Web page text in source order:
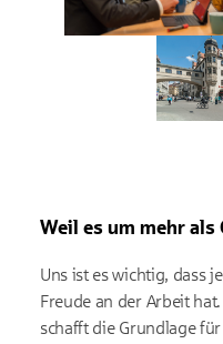
Weil es um mehr als
Uns ist es wichtig, dass
Freude an der Arbeit
schafft die Grundlage